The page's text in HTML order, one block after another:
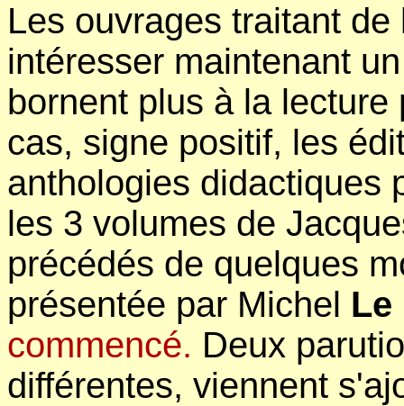
Les ouvrages traitant
intéresser maintenant
bornent plus à la
cas, signe positif, les
anthologies didactiques
les 3 volumes de
précédés de quelques
présentée par Michel Le
commencé. Deux
différentes, viennent